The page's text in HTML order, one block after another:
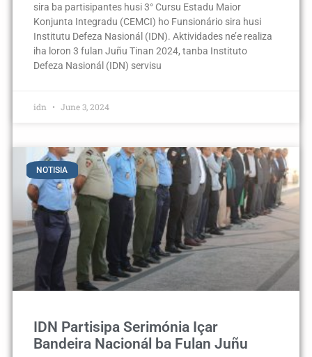
sira ba partisipantes husi 3° Cursu Estadu Maior
Konjunta Integradu (CEMCI) ho Funsionário sira husi
Institutu Defeza Nasionál (IDN). Aktividades ne’e realiza
iha loron 3 fulan Juñu Tinan 2024, tanba Instituto
Defeza Nasionál (IDN) servisu
idn June 3, 2024
NOTISIA
IDN Partisipa Serimónia Içar
Bandeira Nacionál ba Fulan Juñu